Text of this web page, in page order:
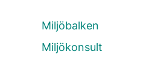
Miljöbalken
Miljökonsult